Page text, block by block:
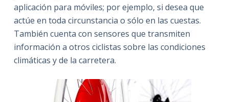
aplicación para móviles; por ejemplo, si desea que
actúe en toda circunstancia o sólo en las cuestas.
También cuenta con sensores que transmiten
información a otros ciclistas sobre las condiciones
climáticas y de la carretera.